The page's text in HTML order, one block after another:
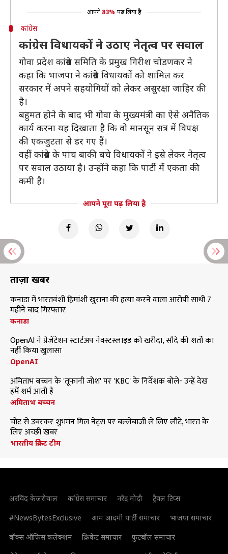
आपने 83% पढ़ लिया है
कांग्रेस
कांग्रेस विधायकों ने उठाए नेतृत्व पर सवाल
गोवा प्रदेश कांग्रेस समिति के प्रमुख गिरीश चोडणकर ने
कहा कि भाजपा ने कांग्रेस विधायकों को शामिल कर
सरकार में अपने सहयोगियों को लेकर असुरक्षा जाहिर की
है।
बहुमत होने के बाद भी गोवा के मुख्यमंत्री का ऐसे अनैतिक
कार्य करना यह दिखाता है कि वो मानसून सत्र में विपक्ष
की एकजुटता से डर गए हैं।
वहीं कांग्रेस के पांच बाकी बचे विधायकों ने इसे लेकर नेतृत्व
पर सवाल उठाया है। उन्होंने कहा कि पार्टी में एकता की
कमी है।
आपने पूरा पढ़ लिया है
ताज़ा खबरें
कनाडा में भारतवंशी हिमांशी खुराना की हत्या करने वाला आरोपी साथी 7
महीने बाद गिरफ्तार
कनाडा
OpenAI ने प्रेजेंटेशन स्टार्टअप नेक्स्टस्लाइड को खरीदा, सौदे की शर्तों का
नहीं किया खुलासा
OpenAI
अमिताभ बच्चन के 'तूफानी जोश' पर 'KBC' के निर्देशक बोले- उन्हें देख
हमें शर्म आती है
अमिताभ बच्चन
चोट से उबरकर शुभमन गिल नेट्स पर बल्लेबाजी ले लिए लौटे, भारत के
लिए अच्छी खबर
भारतीय क्रिकेट टीम
अरविंद केजरीवाल कांग्रेस समाचार नरेंद्र मोदी
ट्रैवल टिप्स
#NewsBytesExclusive
आम आदमी पार्टी समाचार
भाजपा समाचार
बॉक्स ऑफिस कलेक्शन
क्रिकेट समाचार
फुटबॉल समाचार